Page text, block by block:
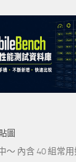
圖
～ 內含 40 組常